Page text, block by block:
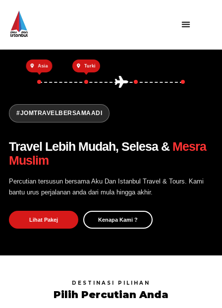
Utama
Private Trip
Open Trip
Tentang Kami
Hubungi Kami
Asia Turki
#JOMTRAVELBERSAMAADI
Travel Lebih Mudah, Selesa & Mesra
Muslim
Percutian tersusun bersama Aku Dan Istanbul Travel & Tours. Kami
bantu urus perjalanan anda dari mula hingga akhir.
Lihat Pakej Kenapa Kami ?
DESTINASI PILIHAN
Pilih Percutian Anda